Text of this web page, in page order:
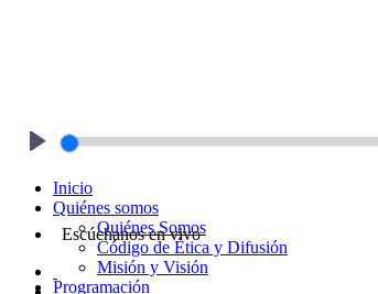
Escúchanos en vivo
Inicio
Quiénes somos
Quiénes Somos
Código de Ética y Difusión
Misión y Visión
Programación